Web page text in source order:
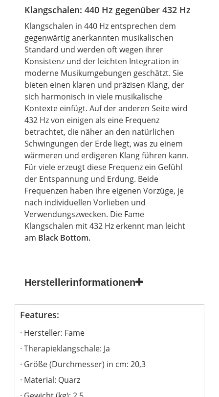
Klangschalen: 440 Hz gegenüber 432 Hz
Klangschalen in 440 Hz entsprechen dem
gegenwärtig anerkannten musikalischen
Standard und werden oft wegen ihrer
Konsistenz und der leichten Integration in
moderne Musikumgebungen geschätzt. Sie
bieten einen klaren und präzisen Klang, der
sich harmonisch in viele musikalische
Kontexte einfügt. Auf der anderen Seite wird
432 Hz von einigen als eine Frequenz
betrachtet, die näher an den natürlichen
Schwingungen der Erde liegt, was zu einem
wärmeren und erdigeren Klang führen kann.
Für viele erzeugt diese Frequenz ein Gefühl
der Entspannung und Erdung. Beide
Frequenzen haben ihre eigenen Vorzüge, je
nach individuellen Vorlieben und
Verwendungszwecken. Die Fame
Klangschalen mit 432 Hz erkennt man leicht
am Black Bottom.
Herstellerinformationen
Features:
Hersteller: Fame
Therapieklangschale: Ja
Größe (Durchmesser) in cm: 20,3
Material: Quarz